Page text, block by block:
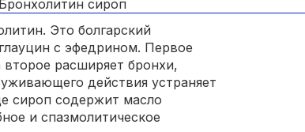
Это болгарский
с эфедрином. Первое
расширяет бронхи,
действия устраняет
сироп содержит масло
и спазмолитическое